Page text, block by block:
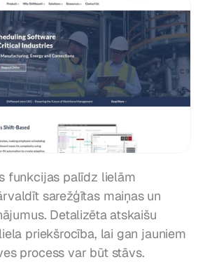
funkcijas palīdz lielām
sarežģītas maiņas un
Detalizēta atskaišu
priekšrocība, lai gan jauniem
process var būt stāvs.